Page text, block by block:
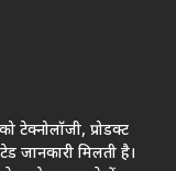
टेक्नोलॉजी, प्रोडक्ट
जानकारी मिलती है।